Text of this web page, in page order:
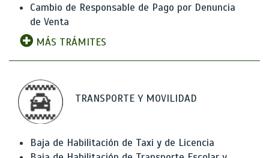
Cambio de Responsable de Pago por Denuncia
de Venta
MÁS TRÁMITES
TRANSPORTE Y MOVILIDAD
Baja de Habilitación de Taxi y de Licencia